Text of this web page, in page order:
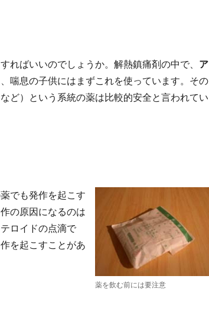
ればいいのでしょうか。解熱鎮痛剤の中で、 ア
喘息の子供にはまずこれを使っています。その
ど）という系統の薬は比較的安全と言われてい
薬を飲む前には要注意
でも発作を起こす
の原因になるのは
ロイドの点滴で
を起こすことがあ